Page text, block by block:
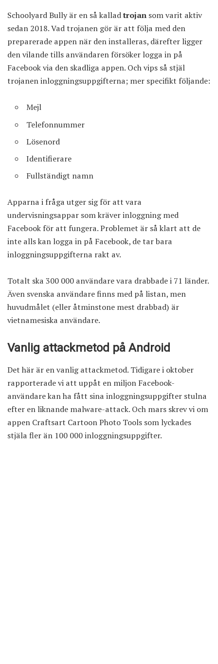
Schoolyard Bully är en så kalladtrojan som varit aktiv
sedan 2018. Vad trojanen gör är att följa med den
preparerade appen när den installeras, därefter ligger
den vilande tills användaren försöker logga in på
Facebook via den skadliga appen. Och vips så stjäl
trojanen inloggningsuppgifterna; mer specifikt följande:
Mejl
Telefonnummer
Lösenord
Identifierare
Fullständigt namn
Apparna i fråga utger sig för att vara
undervisningsappar som kräver inloggning med
Facebook för att fungera. Problemet är så klart att de
inte alls kan logga in på Facebook, de tar bara
inloggningsuppgifterna rakt av.
Totalt ska 300 000 användare vara drabbade i 71 länder.
Även svenska användare finns med på listan, men
huvudmålet (eller åtminstone mest drabbad) är
vietnamesiska användare.
Vanlig attackmetod på Android
Det här är en vanlig attackmetod. Tidigare i oktober
rapporterade vi att uppåt en miljon Facebook-
användare kan ha fått sina inloggningsuppgifter stulna
efter en liknande malware-attack. Och mars skrev vi om
appen Craftsart Cartoon Photo Tools som lyckades
stjäla fler än 100 000 inloggningsuppgifter.